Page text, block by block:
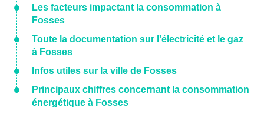
Les facteurs impactant la consommation à
Fosses
Toute la documentation sur l'électricité et le gaz
à Fosses
Infos utiles sur la ville de Fosses
Principaux chiffres concernant la consommation
énergétique à Fosses